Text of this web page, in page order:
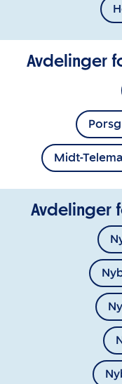
Avdelinger
Midt-
Avdelinger